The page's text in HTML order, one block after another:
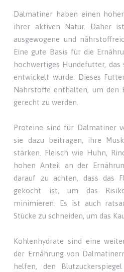
Dalmatiner haben einen
ihrer aktiven Natur. Daher
ausgewogene und
Eine gute Basis für die
hochwertiges Hundefutter, das
entwickelt wurde. Dieses
Nährstoffe enthalten, um den
gerecht zu werden.
Proteine sind für Dalmatiner
sie dazu beitragen, ihre
stärken. Fleisch wie Huhn,
hohen Anteil an der
darauf zu achten, dass das
gekocht ist, um das
minimieren. Es ist auch
Stücke zu schneiden, um das
Kohlenhydrate sind eine
der Ernährung von
helfen, den